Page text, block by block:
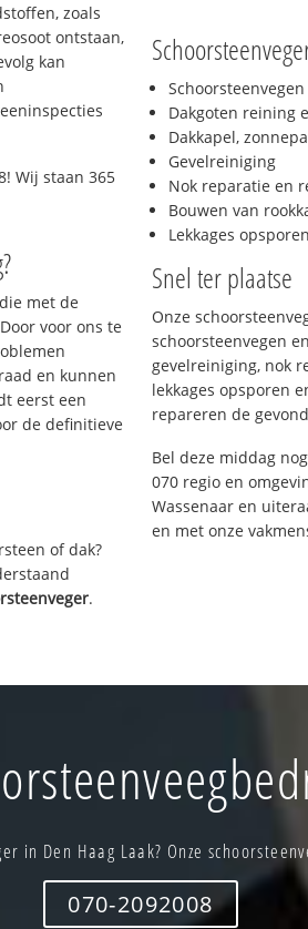
zoals
ontstaan,
kan
Wij staan 365
met de
voor ons te
en kunnen
eerst een
de definitieve
of dak?
.
Dakgoten reining
Dakkapel,
Gevelreiniging
Nok reparatie en
Bouwen van
Lekkages
Snel ter plaatse
Onze
schoorsteenvegen
gevelreiniging, nok
lekkages opsporen
repareren de
Bel deze middag
070 regio en
Wassenaar en
en met onze
in Den Haag Laak? Onze
070-2092008